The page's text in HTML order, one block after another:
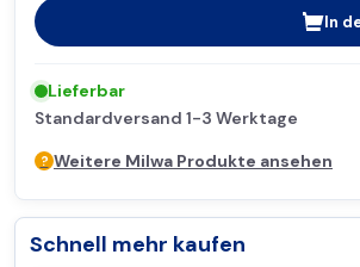
In
Lieferbar
Standardversand 1-3 Werktage
Weitere Milwa Produkte ansehen
Schnell mehr kaufen